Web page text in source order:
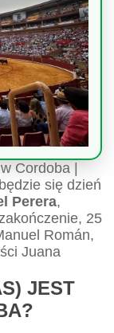
Cordoba |
się dzień
Perera,
25
Román,
Juana
JEST